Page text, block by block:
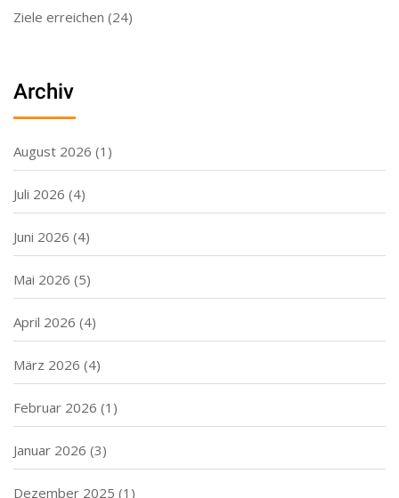
Ziele erreichen (24)
Archiv
August 2026 (1)
Juli 2026 (4)
Juni 2026 (4)
Mai 2026 (5)
April 2026 (4)
März 2026 (4)
Februar 2026 (1)
Januar 2026 (3)
Dezember 2025 (1)